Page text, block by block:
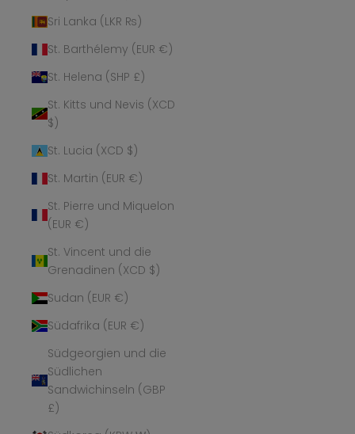
Sri Lanka (LKR ₨)
St. Barthélemy (EUR €)
St. Helena (SHP £)
St. Kitts und Nevis (XCD
$)
St. Lucia (XCD $)
St. Martin (EUR €)
St. Pierre und Miquelon
(EUR €)
St. Vincent und die
Grenadinen (XCD $)
Sudan (EUR €)
Südafrika (EUR €)
Südgeorgien und die
Südlichen
Sandwichinseln (GBP
£)